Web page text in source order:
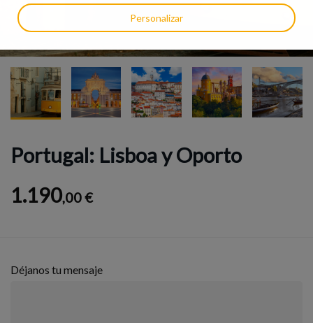
Portugal: Lisboa y Oporto
1.190,00 €
Déjanos tu mensaje
Personalizar